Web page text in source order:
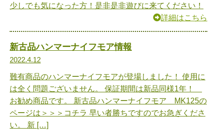
少しでも気になった方！是非是非遊びに来てください！
詳細はこちら
新古品ハンマーナイフモア情報
2022.4.12
難有商品のハンマーナイフモアが登場しました！ 使用に
は全く問題ございません。 保証期間は新品同様1年！
お勧め商品です。 新古品ハンマーナイフモア MK125の
ページは＞＞＞コチラ 早い者勝ちですのでお急ぎくださ
い。 新 […]